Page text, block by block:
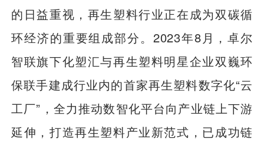
的日益重视，再生塑料行业正在成为双碳循
环经济的重要组成部分。2023年8月，卓尔
智联旗下化塑汇与再生塑料明星企业双巍环
保联手建成行业内的首家再生塑料数字化“云
工厂”，全力推动数智化平台向产业链上下游
延伸，打造再生塑料产业新范式，已成功链